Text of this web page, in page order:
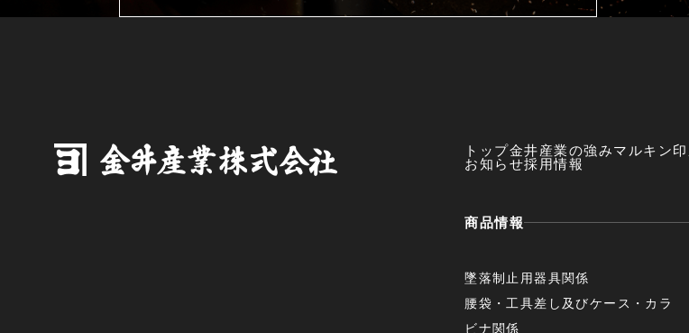
トップ金井産業の強みマルキン印
お知らせ採用情報
商品情報
墜落制止用器具関係
腰袋・工具差し及びケース・カラ
ビナ関係